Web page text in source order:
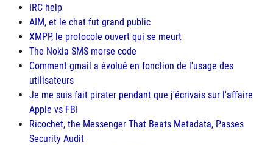
IRC help
AIM, et le chat fut grand public
XMPP, le protocole ouvert qui se meurt
The Nokia SMS morse code
Comment gmail a évolué en fonction de l'usage des
utilisateurs
Je me suis fait pirater pendant que j'écrivais sur l'affaire
Apple vs FBI
Ricochet, the Messenger That Beats Metadata, Passes
Security Audit